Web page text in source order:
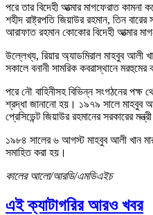
পরে তার বিদেহী আত্মার মাগফেরাত
শহীদ রাষ্ট্রপতি জিয়াউর রহমান, তিন বারের
আরাফাত রহমান কোকোর বিদেহী আত্মার
উল্লেখ্য, রিয়ার অ্যাডমিরাল মাহবুব আলী
সকালে বনানী সামরিক কবরাস্থানে
পরে নৌ বাহিনীসহ বিভিন্ন সংগঠনের
শ্রদ্ধা জানানো হয়। ১৯৭৯ সালে মাহবুব
প্রেসিডেন্ট জিয়াউর রহমানের সরকারের
১৯৮৪ সালের ৬ আগস্ট মাহবুব আলী খান
সমাহিত করা হয়।
কালের আলো/আরডি/এমডিএইচ
এই ক্যাটাগরির আরও খবর